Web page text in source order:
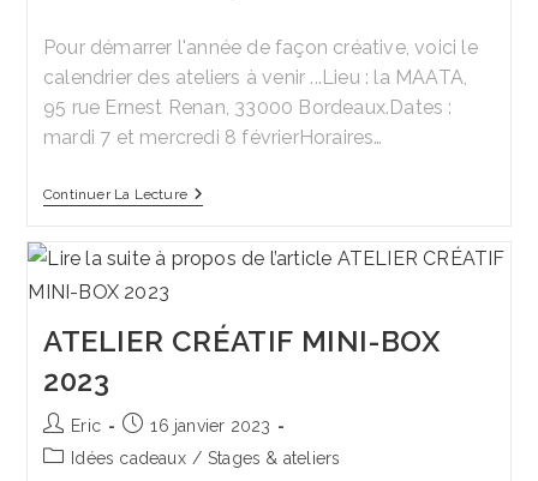
Pour démarrer l'année de façon créative, voici le
calendrier des ateliers à venir ...Lieu : la MAATA,
95 rue Ernest Renan, 33000 Bordeaux.Dates :
mardi 7 et mercredi 8 févrierHoraires…
Continuer La LectureStage
2023
–
ATELIER CRÉATIF MINI-BOX
2023
Auteur/autrice
de
Eric
Publication
publiée :
16 janvier 2023
PostIdées cadeaux / Stages & ateliers